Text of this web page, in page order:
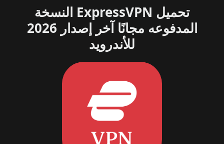
تحميل ExpressVPN النسخة
المدفوعه مجانًا آخر إصدار 2026
للأندرويد